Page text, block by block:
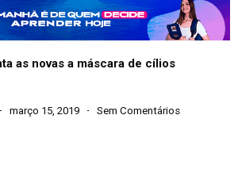
as novas a máscara de cílios
março 15, 2019 Sem Comentários